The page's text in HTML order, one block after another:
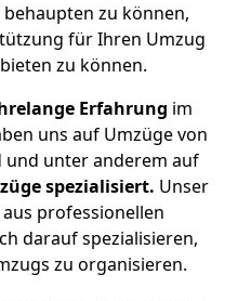
zu können,
für Ihren Umzug
zu können.
Erfahrung im
uns auf Umzüge von
und unter anderem auf
spezialisiert. Unser
professionellen
darauf spezialisieren,
zu organisieren.